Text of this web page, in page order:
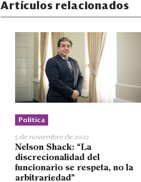
Artículos relacionados
Política
5 de noviembre de 2022
Nelson Shack: “La
discrecionalidad del
funcionario se respeta, no la
arbitrariedad"